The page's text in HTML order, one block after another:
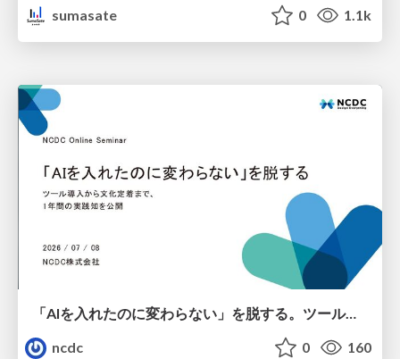
sumasate
0 1.1k
「AIを入れたのに変わらない」を脱する。ツール導入から文化定着まで、1年間の実践知を公開
ncdc
0 160